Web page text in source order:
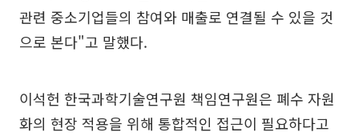
관련 중소기업들의 참여와 매출로 연결될 수 있을 것
으로 본다"고 말했다.
이석헌 한국과학기술연구원 책임연구원은 폐수 자원
화의 현장 적용을 위해 통합적인 접근이 필요하다고